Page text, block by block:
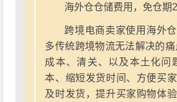
海外仓仓储费用，免仓期
跨境电商卖家使用海外
多传统跨境物流无法解决的痛
成本、清关、以及本土化问
本、缩短发货时间、方便买家
及时发货，提升买家购物体